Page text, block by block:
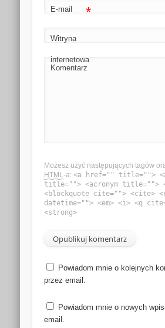
E-mail *
Witryna
internetowa
Komentarz
Możesz użyć następujących tagów
HTML-a: <a href="" title="">
title=""> <acronym title="">
<blockquote cite=""> <cite>
datetime=""> <em> <i> <q
<strong>
Powiadom mnie o kolejnych
przez email.
Powiadom mnie o nowych
email.